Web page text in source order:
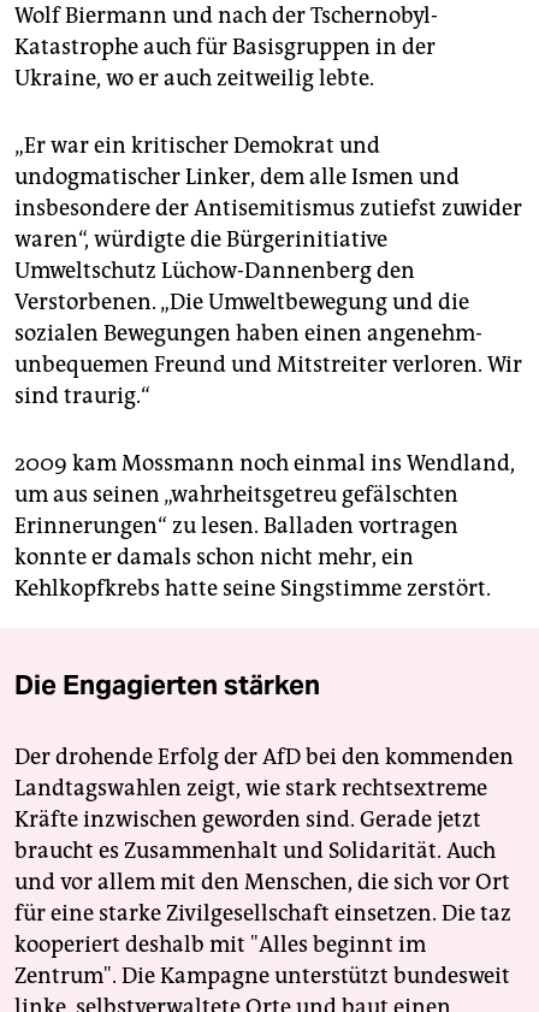
Wolf Biermann und nach der Tschernobyl-
Katastrophe auch für Basisgruppen in der
Ukraine, wo er auch zeitweilig lebte.
„Er war ein kritischer Demokrat und
undogmatischer Linker, dem alle Ismen und
insbesondere der Antisemitismus zutiefst zuwider
waren“, würdigte die Bürgerinitiative
Umweltschutz Lüchow-Dannenberg den
Verstorbenen. „Die Umweltbewegung und die
sozialen Bewegungen haben einen angenehm-
unbequemen Freund und Mitstreiter verloren. Wir
sind traurig.“
2009 kam Mossmann noch einmal ins Wendland,
um aus seinen „wahrheitsgetreu gefälschten
Erinnerungen“ zu lesen. Balladen vortragen
konnte er damals schon nicht mehr, ein
Kehlkopfkrebs hatte seine Singstimme zerstört.
Die Engagierten stärken
Der drohende Erfolg der AfD bei den kommenden
Landtagswahlen zeigt, wie stark rechtsextreme
Kräfte inzwischen geworden sind. Gerade jetzt
braucht es Zusammenhalt und Solidarität. Auch
und vor allem mit den Menschen, die sich vor Ort
für eine starke Zivilgesellschaft einsetzen. Die taz
kooperiert deshalb mit "Alles beginnt im
Zentrum". Die Kampagne unterstützt bundesweit